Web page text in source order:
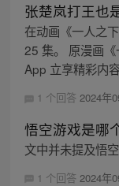
张楚岚打王也
在动画《一人之
25 集。 原漫画
App 立享精彩内容
1 个回答 2024年
悟空游戏是哪
文中并未提及悟
1 个回答 2024年